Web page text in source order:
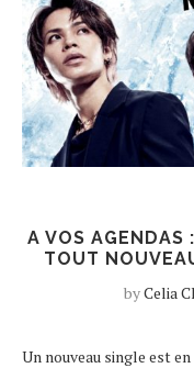
A VOS AGENDAS
TOUT
byCelia
Un nouveau single est